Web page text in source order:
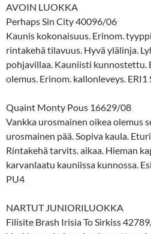
AVOIN LUOKKA
Perhaps Sin City 40096/06
Kaunis kokonaisuus. Erinom.
rintakehä tilavuus. Hyvä ylälinja.
pohjavillaa. Kauniisti kunnostettu.
olemus. Erinom. kallonleveys. ERI1
Quaint Monty Pous 16629/08
Vankka urosmainen oikea olemus
urosmainen pää. Sopiva kaula.
Rintakehä tarvits. aikaa. Hieman
karvanlaatu kauniissa kunnossa.
PU4
NARTUT JUNIORILUOKKA
Filisite Brash Irisia To Sirkiss